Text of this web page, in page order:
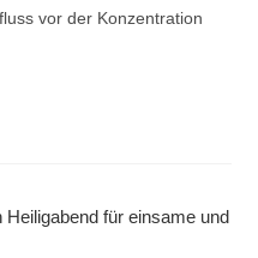
vor der Konzentration